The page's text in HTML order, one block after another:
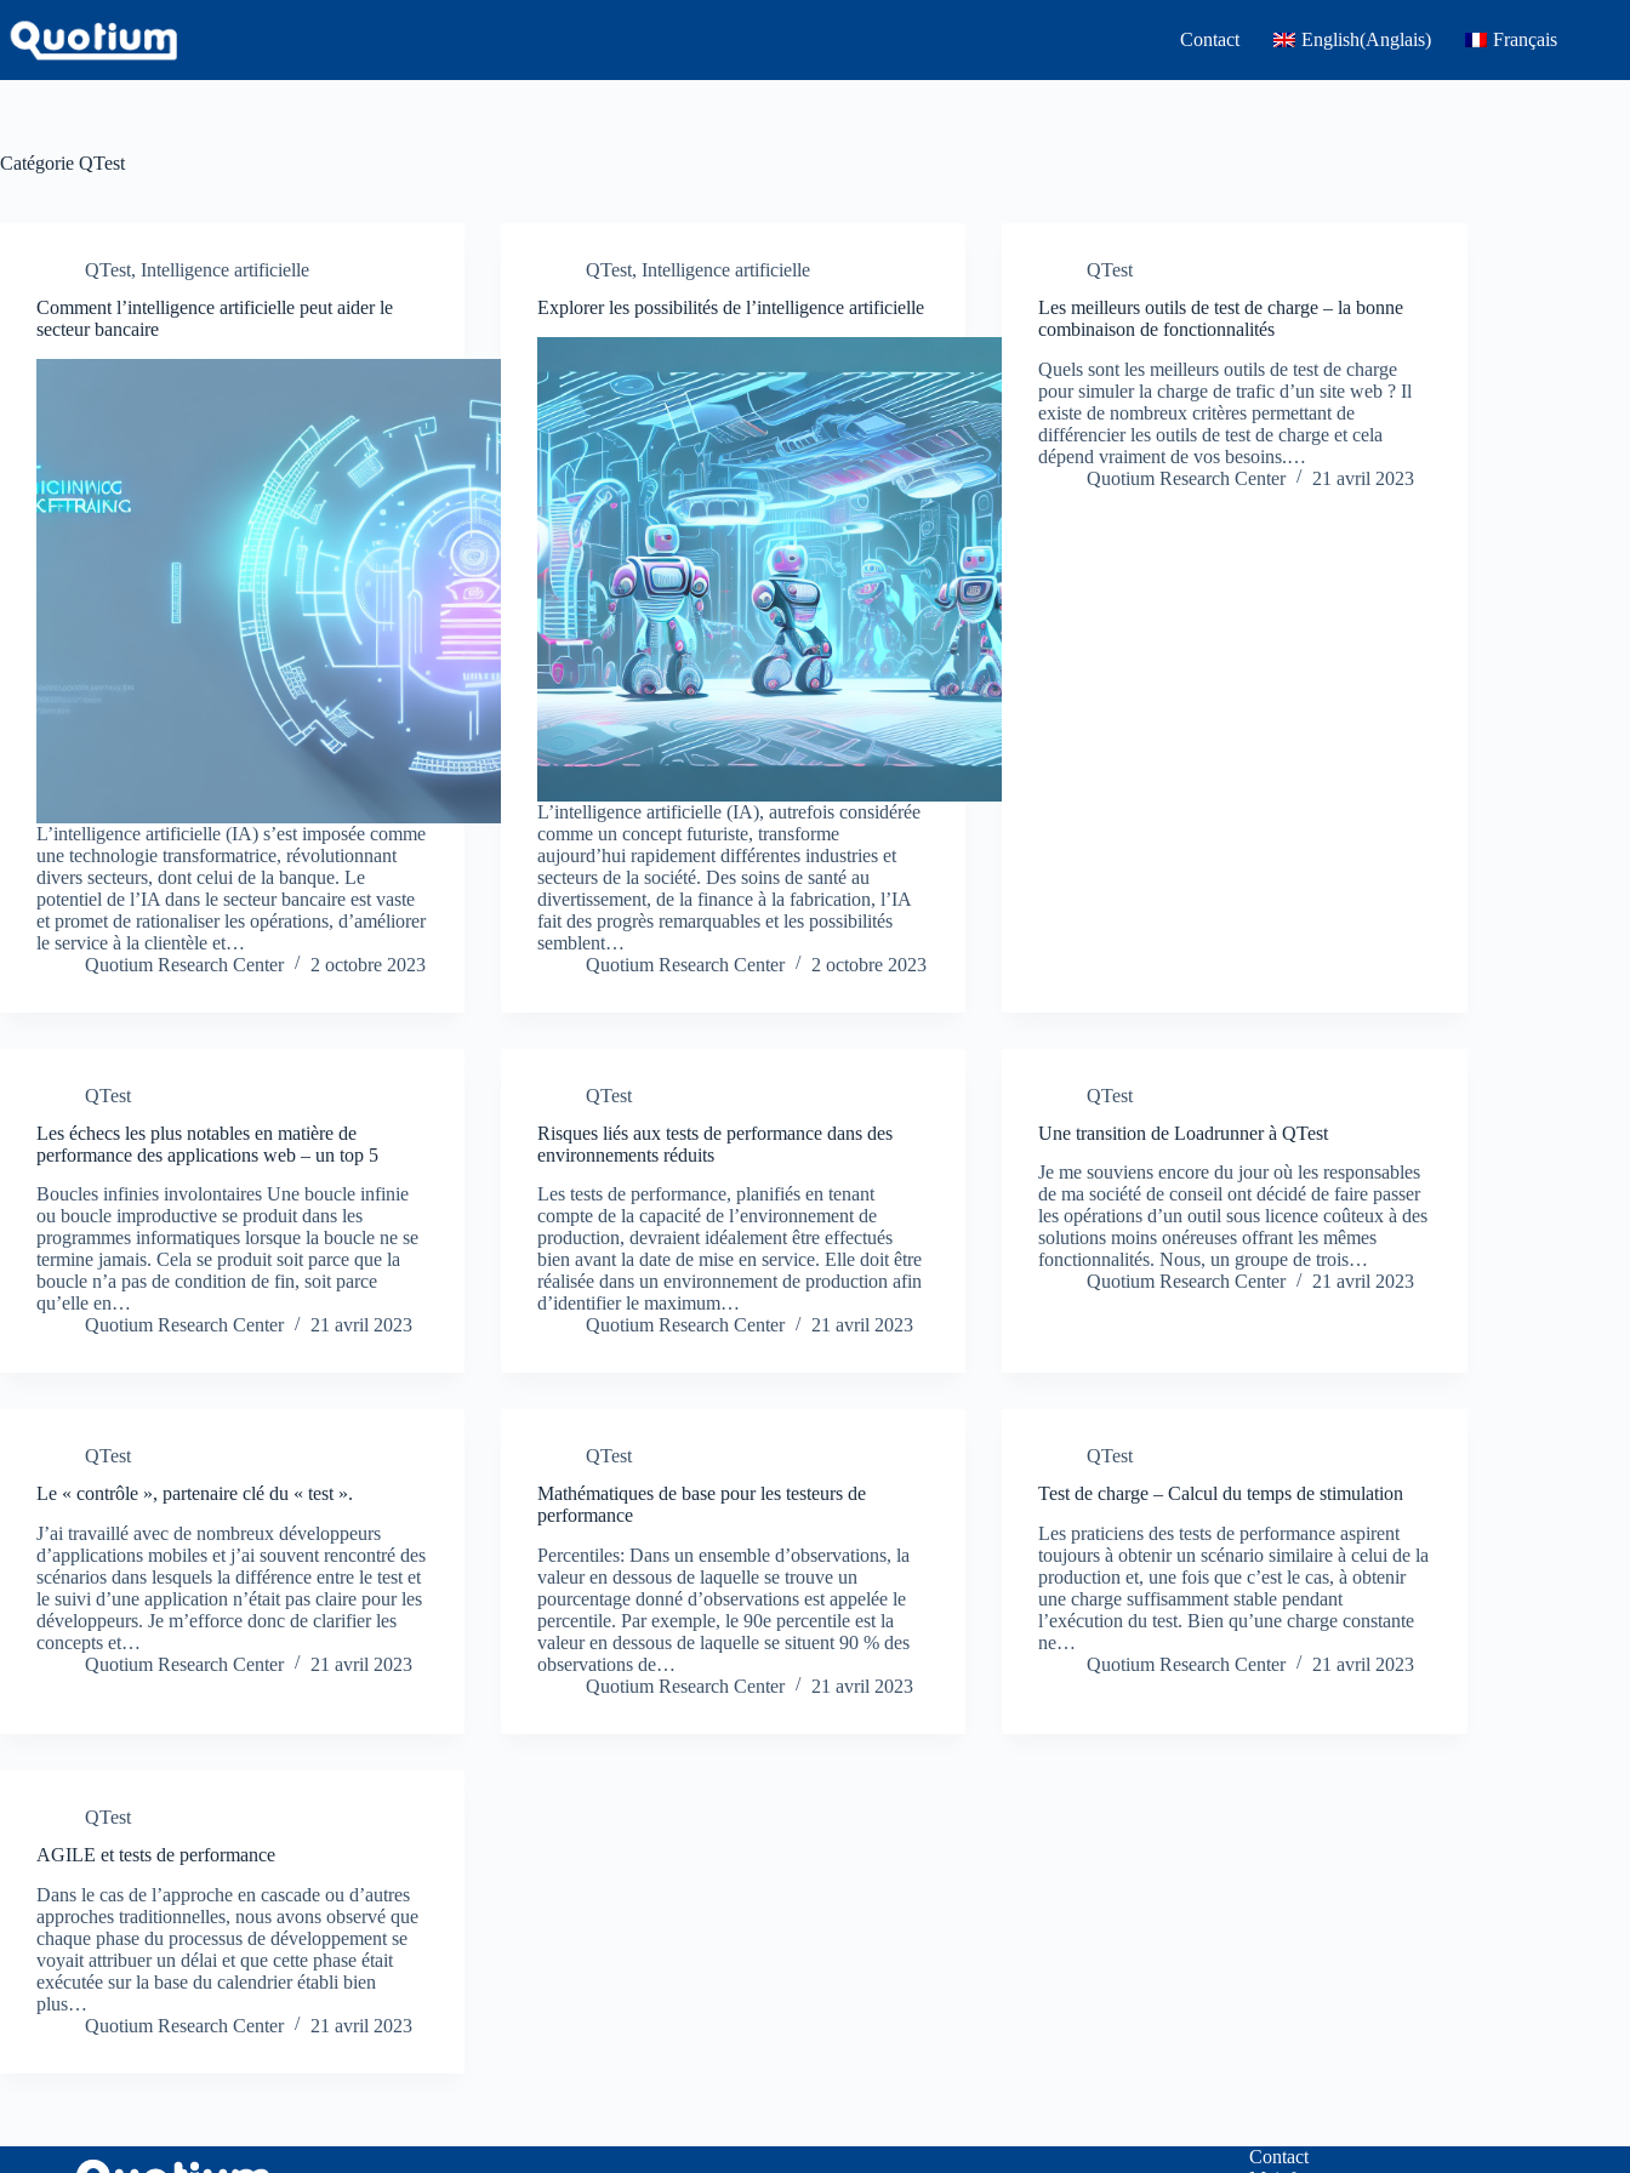
au
contenu
Contact English(Anglais) Français
Catégorie QTest
QTest, Intelligence artificielle
Comment l’intelligence artificielle peut aider le
secteur bancaire
L’intelligence artificielle (IA) s’est imposée comme
une technologie transformatrice, révolutionnant
divers secteurs, dont celui de la banque. Le
potentiel de l’IA dans le secteur bancaire est vaste
et promet de rationaliser les opérations, d’améliorer
le service à la clientèle et…
Quotium Research Center
2 octobre 2023
QTest,Intelligence artificielle
Explorer les possibilités de l’intelligence artificielle
L’intelligence artificielle (IA), autrefois considérée
comme un concept futuriste, transforme
aujourd’hui rapidement différentes industries et
secteurs de la société. Des soins de santé au
divertissement, de la finance à la fabrication, l’IA
fait des progrès remarquables et les possibilités
semblent…
Quotium Research Center
2 octobre 2023
QTest
Les meilleurs outils de test de charge – la bonne
combinaison de fonctionnalités
Quels sont les meilleurs outils de test de charge
pour simuler la charge de trafic d’un site web ? Il
existe de nombreux critères permettant de
différencier les outils de test de charge et cela
dépend vraiment de vos besoins.…
Quotium Research Center
21 avril 2023
QTest
Les échecs les plus notables en matière de
performance des applications web – un top 5
Boucles infinies involontaires Une boucle infinie
ou boucle improductive se produit dans les
programmes informatiques lorsque la boucle ne se
termine jamais. Cela se produit soit parce que la
boucle n’a pas de condition de fin, soit parce
qu’elle en…
Quotium Research Center
21 avril 2023
QTest
Risques liés aux tests de performance dans des
environnements réduits
Les tests de performance, planifiés en tenant
compte de la capacité de l’environnement de
production, devraient idéalement être effectués
bien avant la date de mise en service. Elle doit être
réalisée dans un environnement de production afin
d’identifier le maximum…
Quotium Research Center
21 avril 2023
QTest
Une transition de Loadrunner à QTest
Je me souviens encore du jour où les responsables
de ma société de conseil ont décidé de faire passer
les opérations d’un outil sous licence coûteux à des
solutions moins onéreuses offrant les mêmes
fonctionnalités. Nous, un groupe de trois…
Quotium Research Center
21 avril 2023
QTest
Le « contrôle », partenaire clé du « test ».
J’ai travaillé avec de nombreux développeurs
d’applications mobiles et j’ai souvent rencontré des
scénarios dans lesquels la différence entre le test et
le suivi d’une application n’était pas claire pour les
développeurs. Je m’efforce donc de clarifier les
concepts et…
Quotium Research Center
21 avril 2023
QTest
Mathématiques de base pour les testeurs de
performance
Percentiles: Dans un ensemble d’observations, la
valeur en dessous de laquelle se trouve un
pourcentage donné d’observations est appelée le
percentile. Par exemple, le 90e percentile est la
valeur en dessous de laquelle se situent 90 % des
observations de…
Quotium Research Center
21 avril 2023
QTest
Test de charge – Calcul du temps de stimulation
Les praticiens des tests de performance aspirent
toujours à obtenir un scénario similaire à celui de la
production et, une fois que c’est le cas, à obtenir
une charge suffisamment stable pendant
l’exécution du test. Bien qu’une charge constante
ne…
Quotium Research Center
21 avril 2023
QTest
AGILE et tests de performance
Dans le cas de l’approche en cascade ou d’autres
approches traditionnelles, nous avons observé que
chaque phase du processus de développement se
voyait attribuer un délai et que cette phase était
exécutée sur la base du calendrier établi bien
plus…
Quotium Research Center
21 avril 2023
Contact